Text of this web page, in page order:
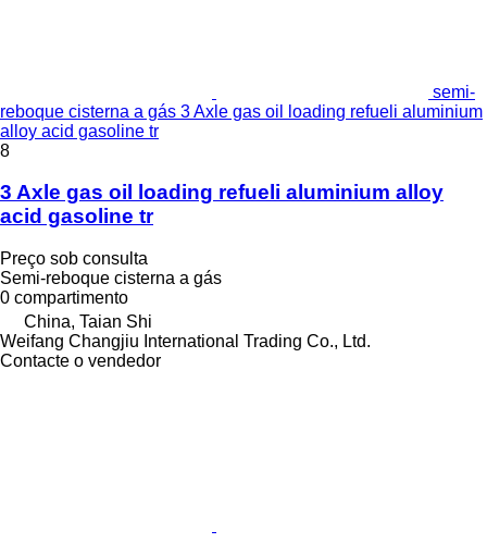
semi-
reboque cisterna a gás 3 Axle gas oil loading refueli aluminium
alloy acid gasoline tr
8
3 Axle gas oil loading refueli aluminium alloy
acid gasoline tr
Preço sob consulta
Semi-reboque cisterna a gás
0 compartimento
China, Taian Shi
Weifang Changjiu International Trading Co., Ltd.
Contacte o vendedor